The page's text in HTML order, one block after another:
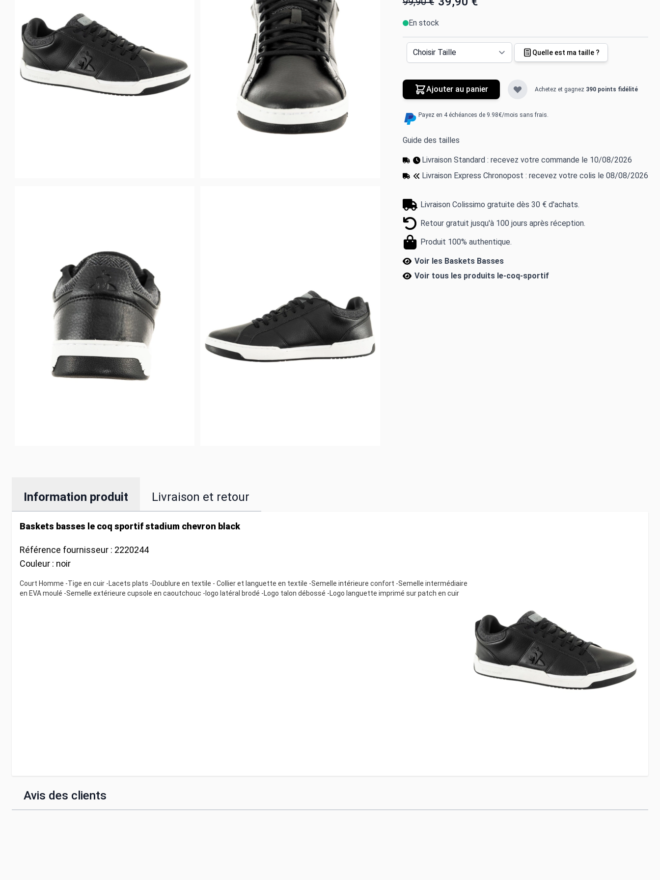
En stock
Quelle est ma taille ?
Ajouter au panier Achetez et gagnez 390 points fidélité
Payez en 4 échéances de 9.98€/mois sans frais.
Guide des tailles
Livraison Standard : recevez votre commande le 10/08/2026
Livraison Express Chronopost : recevez votre colis le 08/08/2026
Livraison Colissimo gratuite dès 30 € d'achats.
Retour gratuit jusqu'à 100 jours après réception.
Produit 100% authentique.
Voir les Baskets Basses
Voir tous les produits le-coq-sportif
Information produit Livraison et retour
Baskets basses le coq sportif stadium chevron black
Référence fournisseur : 2220244
Couleur : noir
Court Homme -Tige en cuir -Lacets plats -Doublure en textile - Collier et languette en textile -Semelle intérieure confort -Semelle intermédiaire
en EVA moulé -Semelle extérieure cupsole en caoutchouc -logo latéral brodé -Logo talon débossé -Logo languette imprimé sur patch en cuir
Avis des clients